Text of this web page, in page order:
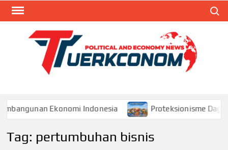
Skip
Ekonomi Indonesia Proteksionisme
Tag: pertumbuhan bisnis